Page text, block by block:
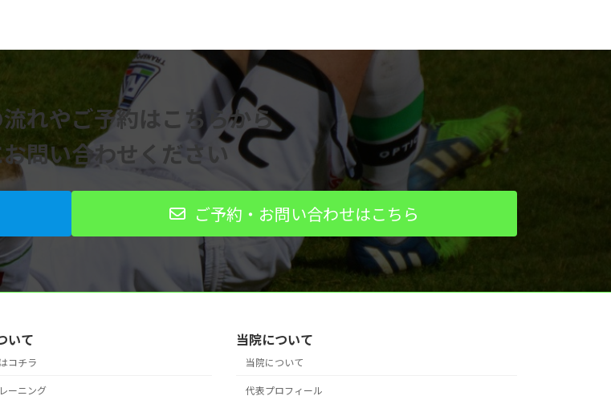
れやご予約はこちらから
問い合わせください
ご予約・お問い合わせはこちら
いて
コチラ
ーニング
当院について
当院について
代表プロフィール